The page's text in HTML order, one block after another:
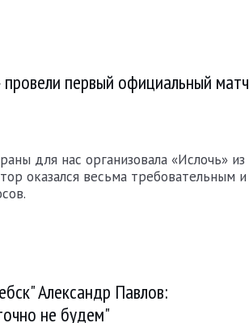
первый официальный матч
для нас организовала «Ислочь» из
оказался весьма требовательным и
Александр Павлов:
не будем"